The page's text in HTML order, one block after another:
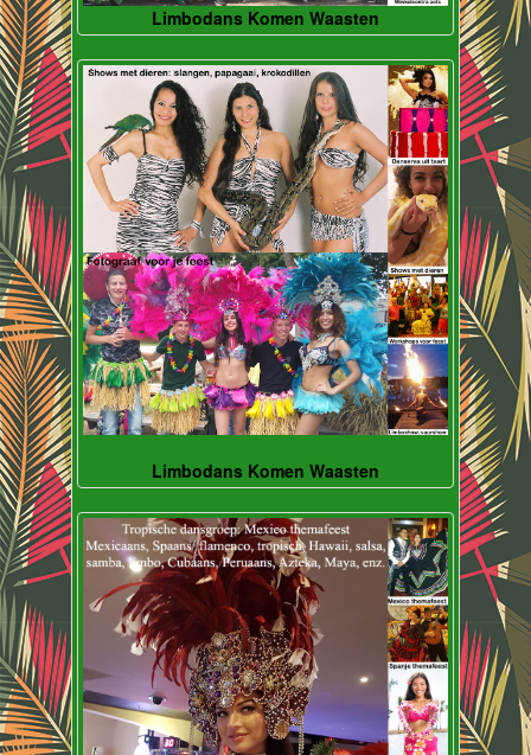
Limbodans Komen Waasten
Limbodans Komen Waasten